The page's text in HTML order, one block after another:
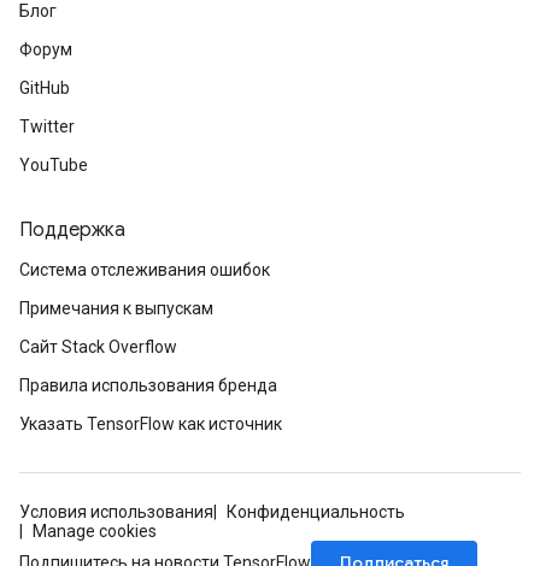
Блог
Форум
GitHub
Twitter
YouTube
Поддержка
Система отслеживания ошибок
Примечания к выпускам
Сайт Stack Overflow
Правила использования бренда
Указать TensorFlow как источник
Условия использования
Конфиденциальность
Manage cookies